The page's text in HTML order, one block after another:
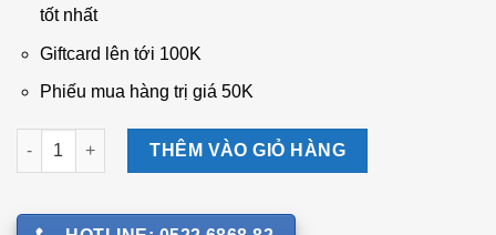
tốt nhất
Giftcard lên tới 100K
Phiếu mua hàng trị giá 50K
Sen Cây Viglacera VG515.1 Nóng Lạnh số lượng
THÊM VÀO GIỎ HÀNG